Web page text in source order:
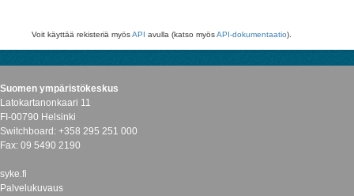
Voit käyttää rekisteriä myösAPI avulla (katso myösAPI-dokumentaatio).
Suomen ympäristökeskus
Latokartanonkaari 11
FI-00790 Helsinki
Switchboard: +358 295 251 000
Fax: 09 5490 2190
syke.fi
Palvelukuvaus